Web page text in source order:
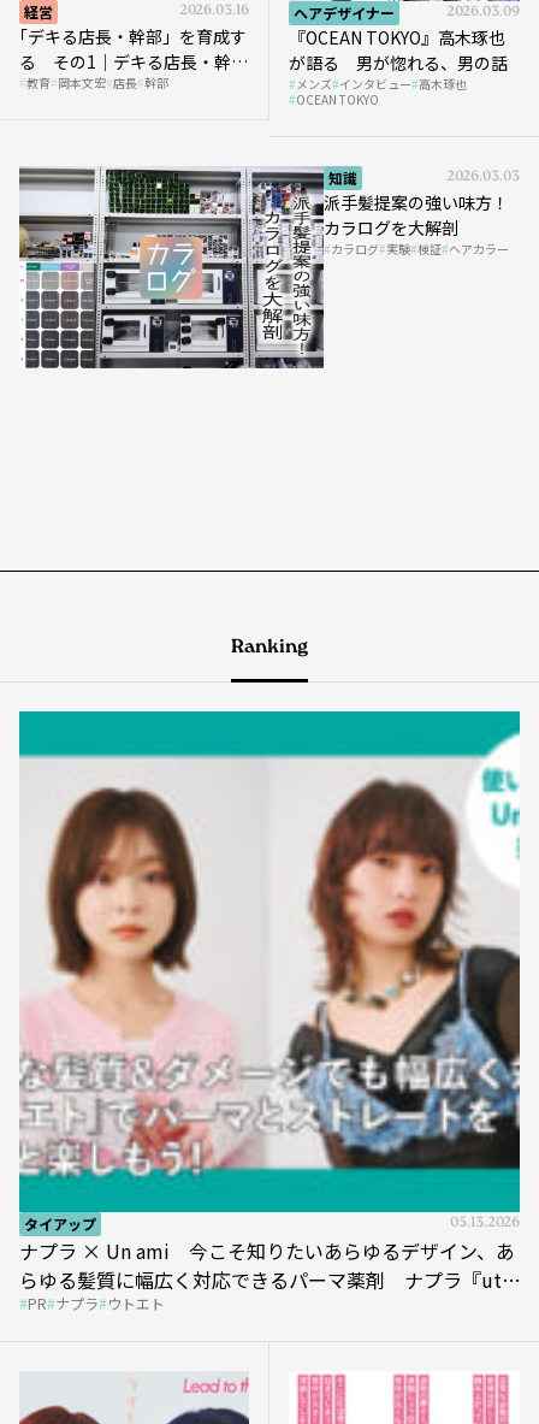
経営 2026.03.16
｢デキる店長・幹部」を育成す
る その1｜デキる店長・幹部
の「任せ方」
教育 岡本文宏 店長 幹部
ヘアデザイナー 2026.03.09
『OCEAN TOKYO』高木琢也
が語る 男が惚れる、男の話
メンズ インタビュー 高木琢也
OCEAN TOKYO
知識 2026.03.03
派手髪提案の強い味方！
カラログを大解剖
カラログ 実験 検証 ヘアカラー
Ranking
タイアップ 05.13.2026
ナプラ × Un ami 今こそ知りたいあらゆるデザイン、あ
らゆる髪質に幅広く対応できるパーマ薬剤 ナプラ『ut-
et』
PR ナプラ ウトエト